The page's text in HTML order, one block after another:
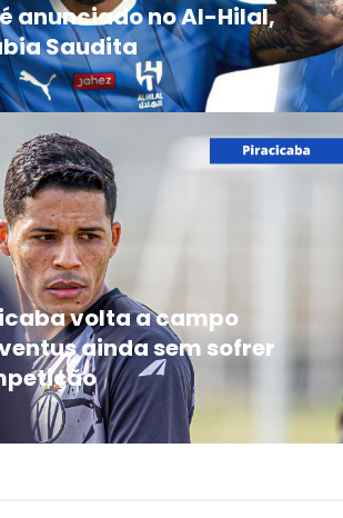
anunciado no Al-Hilal,
Saudita
volta a campo
ainda sem sofrer